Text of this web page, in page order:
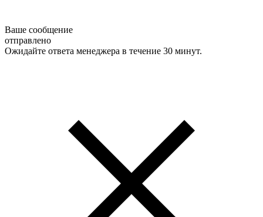
Ваше сообщение
отправлено
Ожидайте ответа менеджера в течение 30 минут.